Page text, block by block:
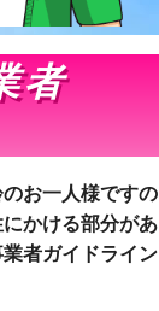
者
お一人様ですの
かける部分があ
者ガイドライン